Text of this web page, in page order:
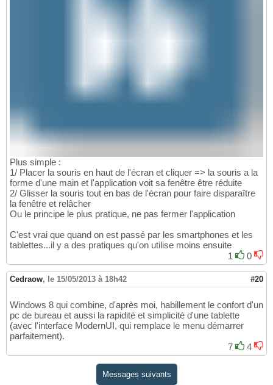
Plus simple :
1/ Placer la souris en haut de l'écran et cliquer => la souris a la
forme d'une main et l'application voit sa fenêtre être réduite
2/ Glisser la souris tout en bas de l'écran pour faire disparaître
la fenêtre et relâcher
Ou le principe le plus pratique, ne pas fermer l'application
C'est vrai que quand on est passé par les smartphones et les
tablettes...il y a des pratiques qu'on utilise moins ensuite
1
0
Cedraow, le 15/05/2013 à 18h42 #20
Windows 8 qui combine, d'après moi, habillement le confort d'un
pc de bureau et aussi la rapidité et simplicité d'une tablette
(avec l'interface ModernUI, qui remplace le menu démarrer
parfaitement).
7
4
Messages suivants